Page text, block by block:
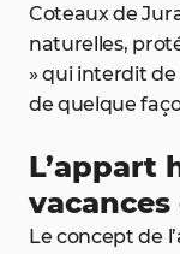
Coteaux de
naturelles,
» qui interdit de
de quelque
L’appart
Le concept de